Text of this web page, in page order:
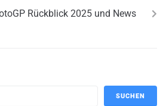
Rückblick 2025 und News
SUCHEN